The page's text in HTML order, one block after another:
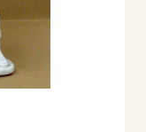
Gabriella
Editore, pp.
Sartori